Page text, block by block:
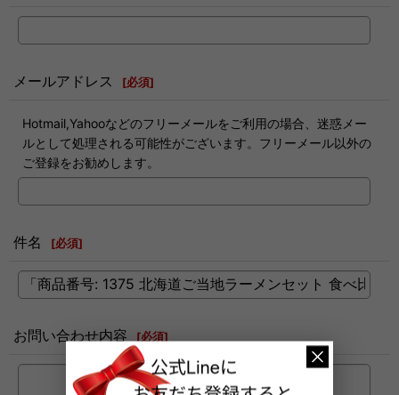
メールアドレス [必須]
Hotmail,Yahooなどのフリーメールをご利用の場合、迷惑メー
ルとして処理される可能性がございます。フリーメール以外の
ご登録をお勧めします。
件名 [必須]
お問い合わせ内容 [必須]